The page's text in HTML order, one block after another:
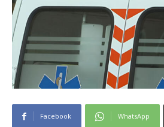
Facebook WhatsApp